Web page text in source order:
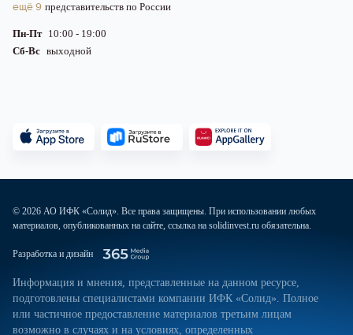
ещё 9 представительств по России
Пн-Пт 10:00 - 19:00
Сб-Вс выходной
© 2026 АО ИФК «Солид». Все права защищены. При использовании любых
материалов, опубликованных на сайте, ссылка на solidinvest.ru обязательна.
Разработка и дизайн
Информация и мнения, представленные на данном ресурсе,
подготовлены специалистами компании ИФК «Солид». Полное
или частичное предоставление материалов третьим лицам
возможно в случаях и на условиях, определенных